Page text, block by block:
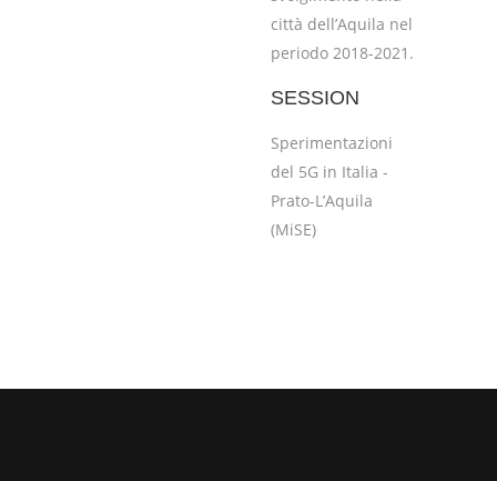
città dell’Aquila nel
periodo 2018-2021.
SESSION
Sperimentazioni
del 5G in Italia -
Prato-L’Aquila
(MiSE)